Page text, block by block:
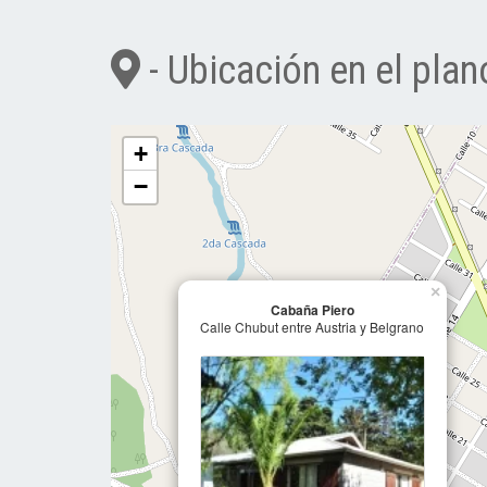
- Ubicación en el
Cabaña Piero
Calle Chubut entre Austria y Belgrano
×
+
−